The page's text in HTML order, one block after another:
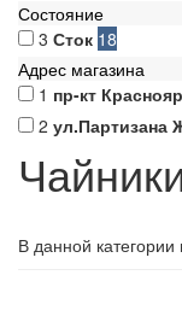
Состояние
3 Сток 18
Адрес магазина
1 пр-кт
2 ул.Партизана
В данной категории